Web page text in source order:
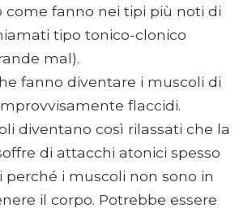
come fanno nei tipi più noti di
tipo tonico-clonico
mal).
fanno diventare i muscoli di
flaccidi.
diventano così rilassati che la
di attacchi atonici spesso
perché i muscoli non sono in
il corpo. Potrebbe essere